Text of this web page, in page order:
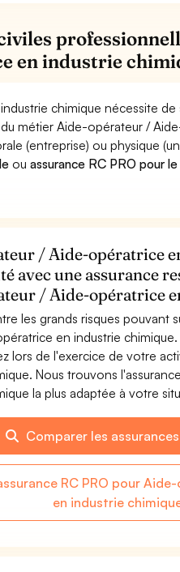
en industrie
chimique nécessite
métier Aide-opérateur /
(entreprise) ou physique
ouassurance RC PRO pour
/ Aide-opératrice
avec une assurance
/ Aide-opératrice
les grands risques pouvant
en industrie
lors de l'exercice de votre
Nous trouvons
la plus adaptée à votre
Comparer les assurances
RC PRO pour
en industrie